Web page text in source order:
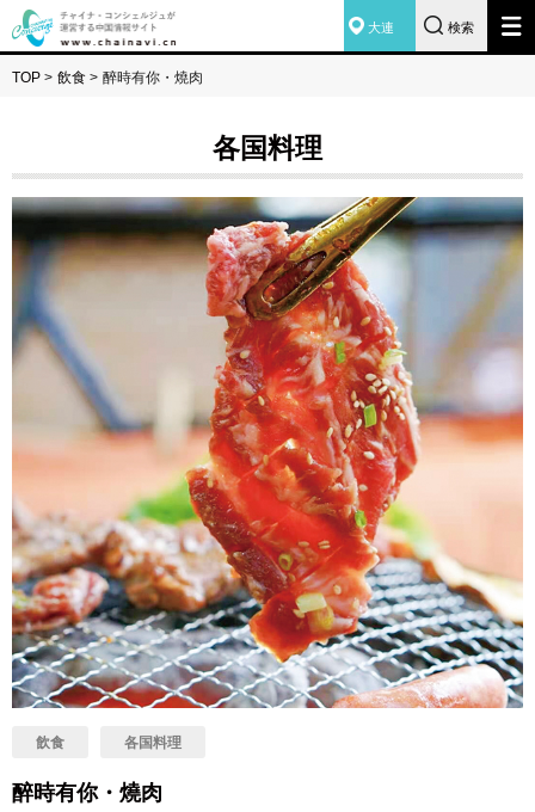
大連 検索
TOP > 飲食 > 醉時有你・燒肉
各国料理
飲食 各国料理
醉時有你・燒肉